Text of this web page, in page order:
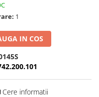
1
IN COS
Cere informatii